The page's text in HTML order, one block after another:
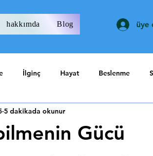
hakkımda Blog üye
İlginç Hayat Beslenme
Gücü
5 dakikada okunur